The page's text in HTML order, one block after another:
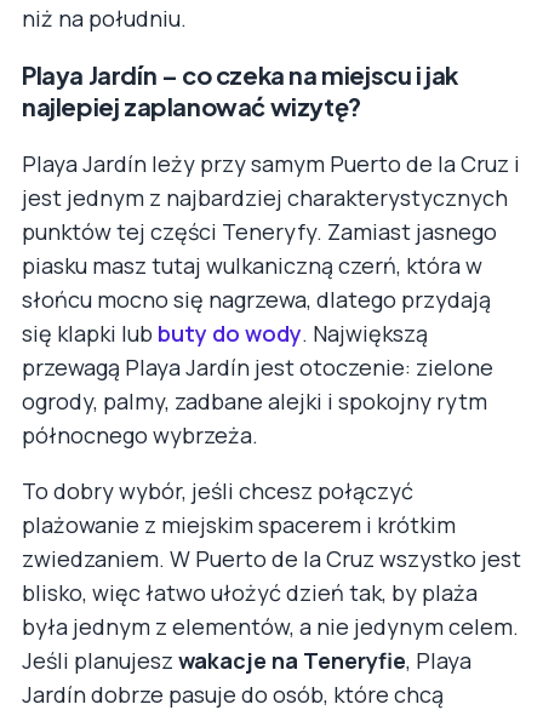
niż na południu.
Playa Jardín – co czeka na miejscu i jak
najlepiej zaplanować wizytę?
Playa Jardín leży przy samym Puerto de la Cruz i
jest jednym z najbardziej charakterystycznych
punktów tej części Teneryfy. Zamiast jasnego
piasku masz tutaj wulkaniczną czerń, która w
słońcu mocno się nagrzewa, dlatego przydają
się klapki lub buty do wody. Największą
przewagą Playa Jardín jest otoczenie: zielone
ogrody, palmy, zadbane alejki i spokojny rytm
północnego wybrzeża.
To dobry wybór, jeśli chcesz połączyć
plażowanie z miejskim spacerem i krótkim
zwiedzaniem. W Puerto de la Cruz wszystko jest
blisko, więc łatwo ułożyć dzień tak, by plaża
była jednym z elementów, a nie jedynym celem.
Jeśli planujesz wakacje na Teneryfie, Playa
Jardín dobrze pasuje do osób, które chcą